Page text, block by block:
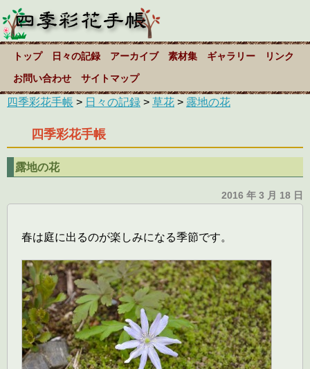
トップ 日々の記録 アーカイブ 素材集 ギャラリー リンク
お問い合わせ サイトマップ
四季彩花手帳 > 日々の記録 > 草花 > 露地の花
四季彩花手帳
露地の花
2016 年 3 月 18 日
春は庭に出るのが楽しみになる季節です。